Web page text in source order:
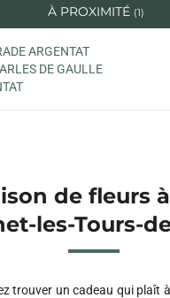
À PROXIMITÉ (1)
ARGENTAT
DE GAULLE
de fleurs
les-Tours-
trouver un cadeau qui plaît